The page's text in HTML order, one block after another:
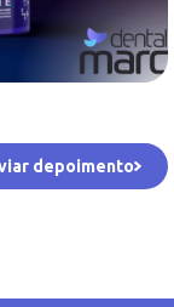
depoimento